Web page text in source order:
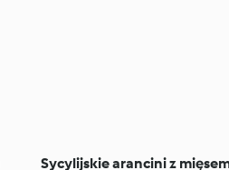
Sycylijskie arancini z